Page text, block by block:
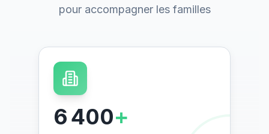
pour accompagner les familles
6 400+